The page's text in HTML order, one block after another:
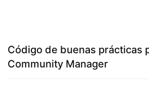
Código de buenas prácticas
Community Manager